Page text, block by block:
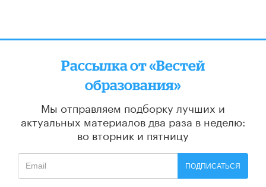
Рассылка от «Вестей
образования»
Мы отправляем подборку лучших и
актуальных материалов два раза в неделю:
во вторник и пятницу
ПОДПИСАТЬСЯ